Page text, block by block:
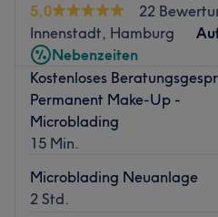
5,0
22
Innenstadt, Hamburg
Nebenzeiten
Kostenloses
Permanent Make-Up -
Microblading
15 Min.
Microblading Neuanlage
2 Std.